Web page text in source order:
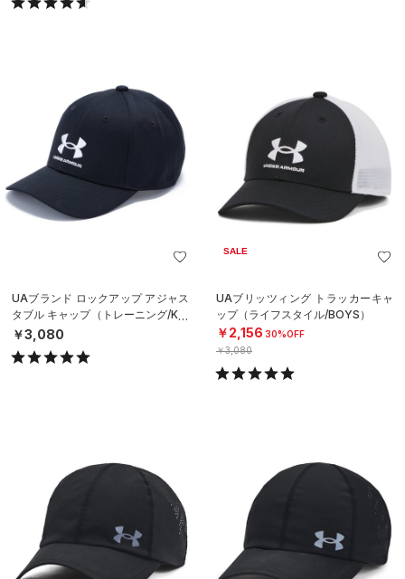
UAブランド ロックアップ アジャス
タブル キャップ（トレーニング/KID
S）
￥3,080
SALE
UAブリッツィング トラッカーキャ
ップ（ライフスタイル/BOYS）
￥2,156 30%OFF
￥3,080